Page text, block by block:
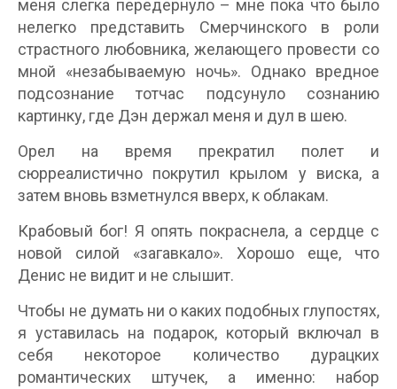
меня слегка передернуло – мне пока что было
нелегко представить Смерчинского в роли
страстного любовника, желающего провести со
мной «незабываемую ночь». Однако вредное
подсознание тотчас подсунуло сознанию
картинку, где Дэн держал меня и дул в шею.
Орел на время прекратил полет и
сюрреалистично покрутил крылом у виска, а
затем вновь взметнулся вверх, к облакам.
Крабовый бог! Я опять покраснела, а сердце с
новой силой «загавкало». Хорошо еще, что
Денис не видит и не слышит.
Чтобы не думать ни о каких подобных глупостях,
я уставилась на подарок, который включал в
себя некоторое количество дурацких
романтических штучек, а именно: набор